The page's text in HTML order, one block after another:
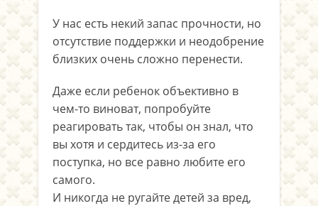
У нас есть некий запас прочности, но
отсутствие поддержки и неодобрение
близких очень сложно перенести.
Даже если ребенок объективно в
чем-то виноват, попробуйте
реагировать так, чтобы он знал, что
вы хотя и сердитесь из-за его
поступка, но все равно любите его
самого.
И никогда не ругайте детей за вред,